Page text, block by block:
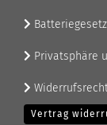
Batteriegesetz
Privatsphäre
Vertrag